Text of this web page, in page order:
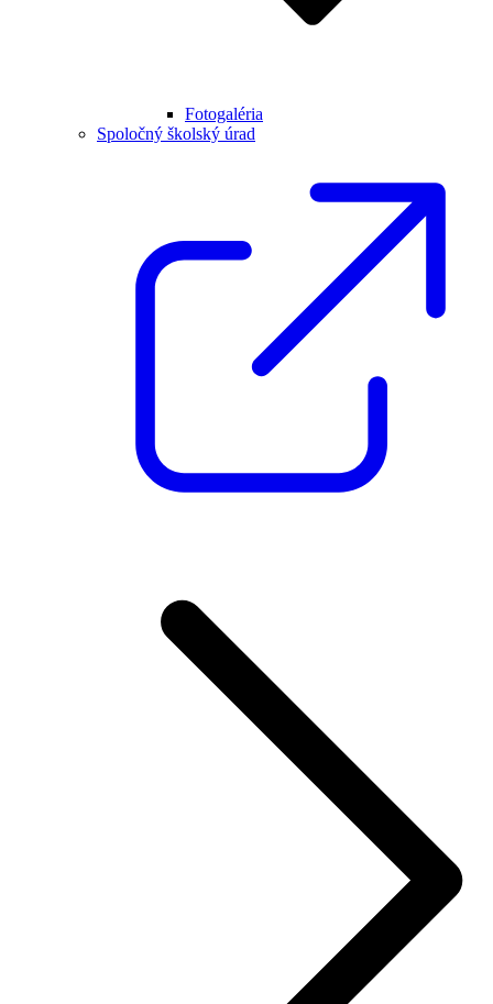
Fotogaléria
Spoločný školský úrad